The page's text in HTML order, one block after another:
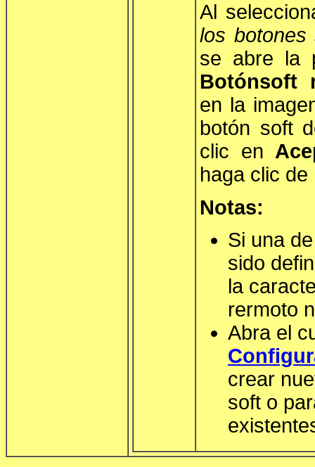
Al
los botones
se abre la
Botónsoft
en la
botón soft
clic en
haga clic
Notas:
Si una
sido
la
rermoto
Abra el
crear
soft o